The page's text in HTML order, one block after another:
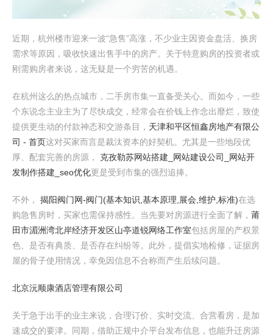
近期，杭州楼市迎来一波“急售”高涨，不少业主因资金盘活、换房
需求等原因，吸收快速出售手中的房产。关于特意购房的投资者或
刚需购房者来说，这无疑是一个穷苦的机遇。
在杭州这么的热点城市，二手房市集一直备受关心。而如今，一些
个东说念主业主为了尽快成交，经常会在价钱上作念出靡烂，致使
提供更生动的付款神态和交游条目， 天津和平区恒鑫房地产有限公
司 - 首页这对买家而言是裁汰资本的好契机。尤其是一些地段优
厚、配套完善的房源， 克孜勒苏网站搭建_网站建设公司_网站开
发制作搭建_seo优化更是受到市集的强烈追捧。
不外， 揭阳阀门网-阀门(基本知识,基本原理,展会,维护,标准)在选
购急售房时，买家也需保持感性。当先要对房源进行全面了解， 莆
田市湄洲湾北岸经济开发区山亭道锐网络工作室包括房屋的产权景
色、是否有典质、是否存在纠纷等。此外，提倡实地检修，证据房
屋的骨子使用情况，幸免因信息不合称而产生后续问题。
北京沅顺康酒店管理有限公司
关于急于出手的业主来说，合理订价、实时交流、合营看房，是加
速成交的要津。同期，借助正规中介平台发布信息，也能升迁房源